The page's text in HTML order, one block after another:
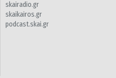
skairadio.gr
skaikairos.gr
podcast.skai.gr